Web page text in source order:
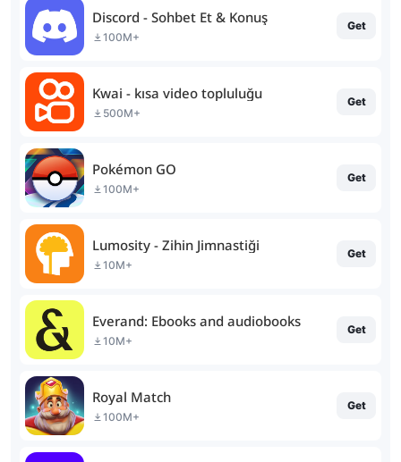
Discord - Sohbet Et & Konuş
100M+
Get
Kwai - kısa video topluluğu
500M+
Get
Pokémon GO
100M+
Get
Lumosity - Zihin Jimnastiği
10M+
Get
Everand: Ebooks and audiobooks
10M+
Get
Royal Match
100M+
Get